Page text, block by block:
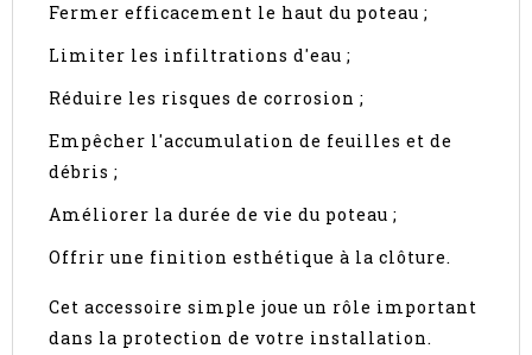
Fermer efficacement le haut du poteau ;
Limiter les infiltrations d'eau ;
Réduire les risques de corrosion ;
Empêcher l'accumulation de feuilles et de
débris ;
Améliorer la durée de vie du poteau ;
Offrir une finition esthétique à la clôture.
Cet accessoire simple joue un rôle important
dans la protection de votre installation.